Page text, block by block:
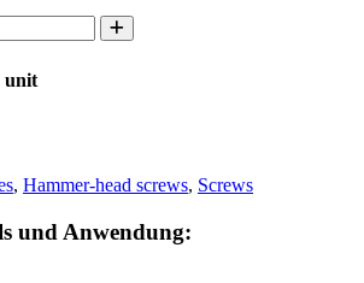
unit
, Hammer-head screws, Screws
und Anwendung: